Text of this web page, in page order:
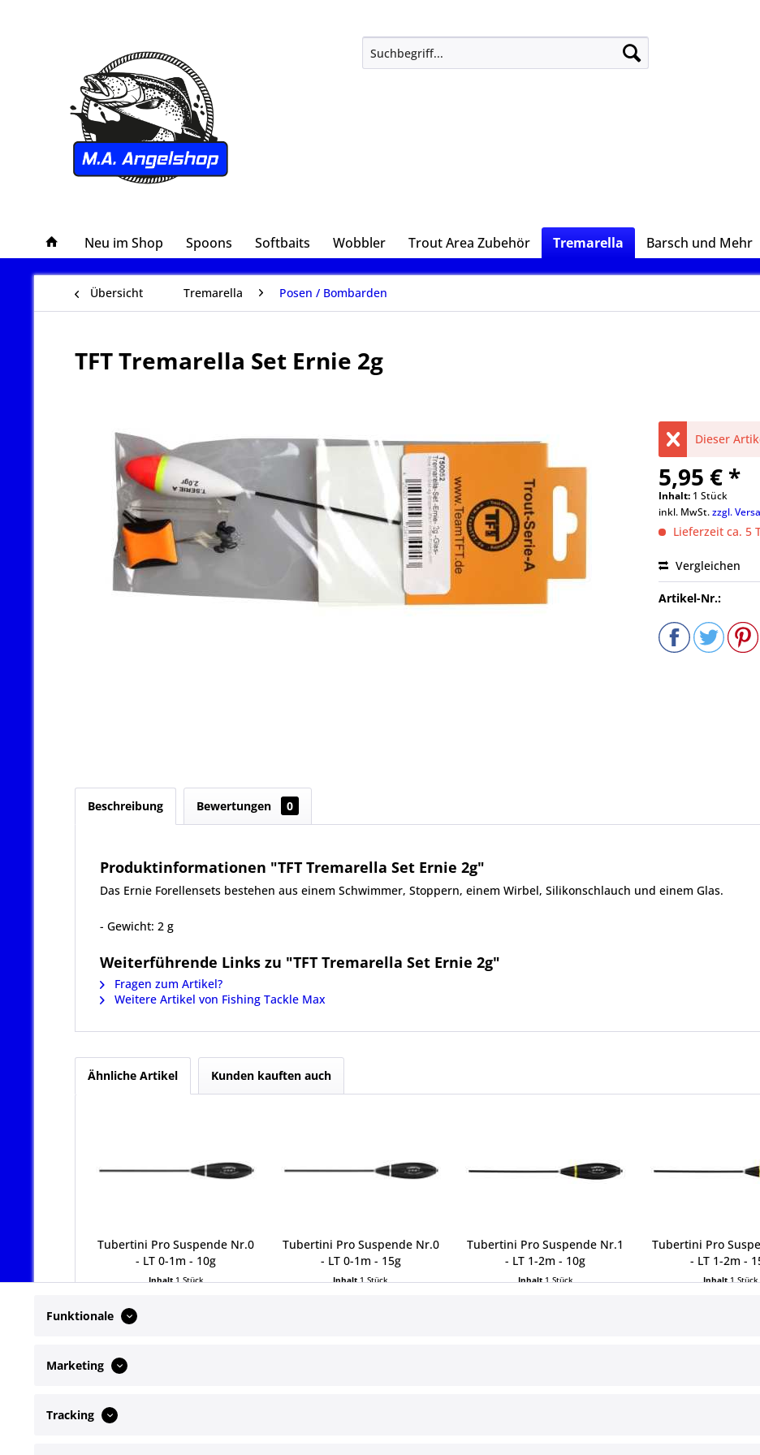
Neu im Shop Spoons Softbaits Wobbler Trout Area Zubehör Tremarella Barsch und Mehr
Übersicht Tremarella Posen / Bombarden
TFT Tremarella Set Ernie 2g
Dieser
5,95 € *
Inhalt: 1 Stück
inkl. MwSt.zzgl.
Lieferzeit ca. 5
Vergleichen
Artikel-Nr.:
Beschreibung Bewertungen 0
Produktinformationen "TFT Tremarella Set Ernie 2g"
Das Ernie Forellensets bestehen aus einem Schwimmer, Stoppern, einem Wirbel, Silikonschlauch und einem Glas.
- Gewicht: 2 g
Weiterführende Links zu "TFT Tremarella Set Ernie 2g"
Fragen zum Artikel?
Weitere Artikel von Fishing Tackle Max
Ähnliche Artikel Kunden kauften auch
Tubertini Pro Suspende Nr.0
- LT 0-1m - 10g
Inhalt1 Stück
Tubertini Pro Suspende Nr.0
- LT 0-1m - 15g
Inhalt1 Stück
Tubertini Pro Suspende Nr.1
- LT 1-2m - 10g
Inhalt1 Stück
Tubertini Pro
- LT 1-2m -
Inhalt1 Stück
Funktionale
Marketing
Tracking